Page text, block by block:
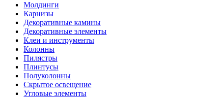
Молдинги
Карнизы
Декоративные камины
Декоративные элементы
Клеи и инструменты
Колонны
Пилястры
Плинтусы
Полуколонны
Скрытое освещение
Угловые элементы